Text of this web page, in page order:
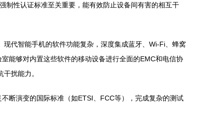
制性认证标准至关重要，能有效防止设备间有害的相互干
代智能手机的软件功能复杂，深度集成蓝牙、Wi-Fi、蜂窝
能够对内置这些软件的移动设备进行全面的EMC和电信协
扰能力。
断演变的国际标准（如ETSI、FCC等），完成复杂的测试